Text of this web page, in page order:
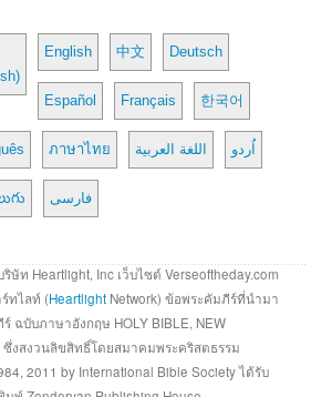
English 中文 Deutsch
Español Français 한국어
ภาษาไทย اللغة العربية اُردو
فارسی
ท Heartlight, Inc เว็บไซต์ Verseoftheday.com
ทไลท์ (Heartlight Network) ข้อพระคัมภีร์ที่นำมา
ฉบับภาษาอังกฤษ HOLY BIBLE, NEW
ซึ่งสงวนลิขสิทธิ์โดยสมาคมพระคริสตธรรม
2011 by International Bible Society ได้รับ